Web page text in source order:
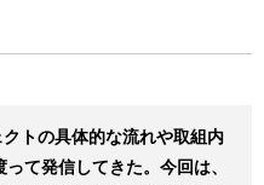
トの具体的な流れや取組内
て発信してきた。今回は、